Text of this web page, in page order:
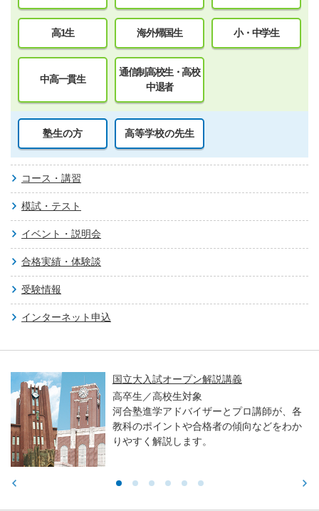
高1生 海外帰国生 小・中学生
中高一貫生
通信制高校生・高校
中退者
塾生の方 高等学校の先生
コース・講習
模試・テスト
イベント・説明会
合格実績・体験談
受験情報
インターネット申込
国立大入試オープン解説講義
高卒生／高校生対象
河合塾進学アドバイザーとプロ講師が、各
教科のポイントや合格者の傾向などをわか
りやすく解説します。